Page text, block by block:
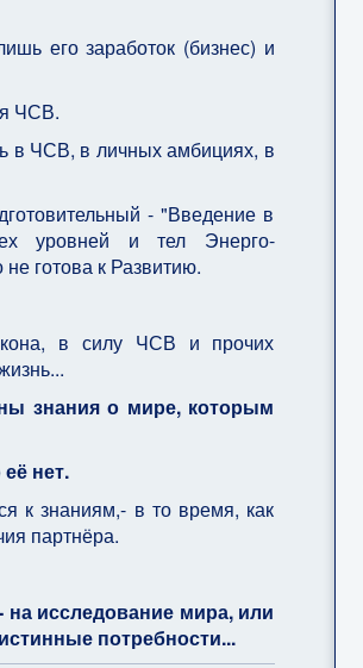
его заработок (бизнес) и
ЧСВ.
в ЧСВ, в личных амбициях, в
- "Введение в
уровней и тел Энерго-
готова к Развитию.
в силу ЧСВ и прочих
знания о мире, которым
нет.
к знаниям,- в то время, как
партнёра.
исследование мира, или
потребности...